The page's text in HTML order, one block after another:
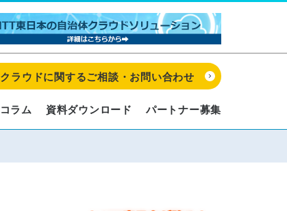
コラム 資料ダウンロード パートナー募集
クラウドに関するご相談・お問い合わせ